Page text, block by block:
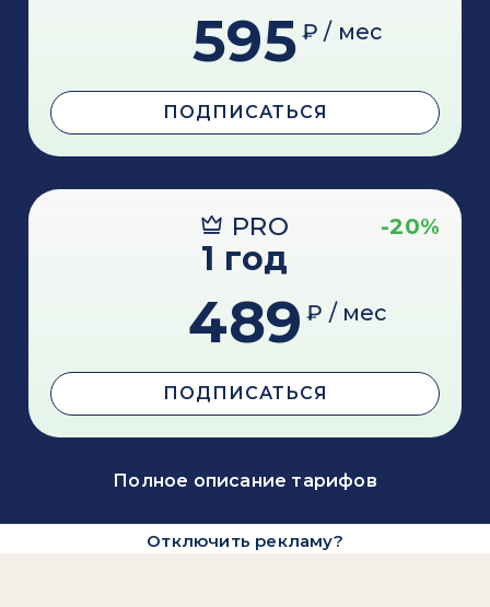
595 ₽ / мес
ПОДПИСАТЬСЯ
PRO -20%
1 год
489 ₽ / мес
ПОДПИСАТЬСЯ
Полное описание тарифов
Отключить рекламу?